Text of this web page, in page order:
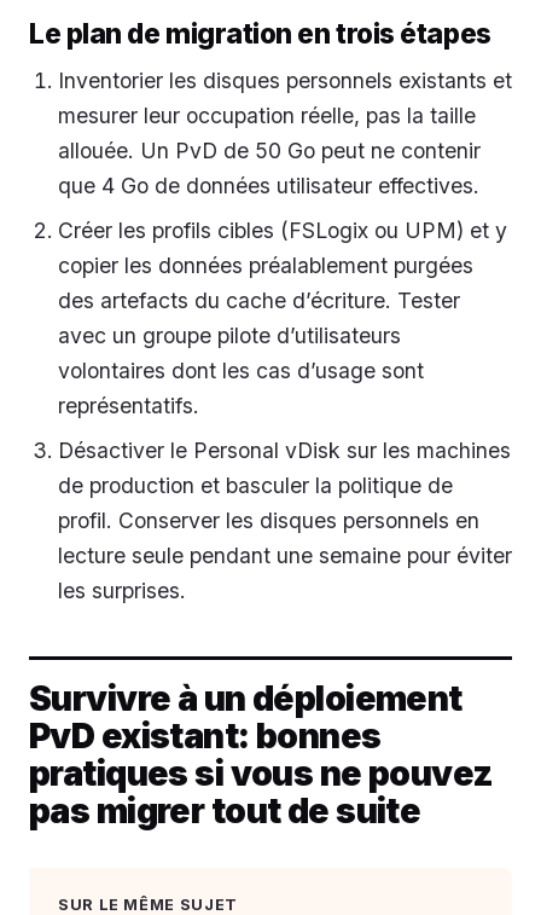
Le plan de migration en trois étapes
Inventorier les disques personnels existants et
mesurer leur occupation réelle, pas la taille
allouée. Un PvD de 50 Go peut ne contenir
que 4 Go de données utilisateur effectives.
Créer les profils cibles (FSLogix ou UPM) et y
copier les données préalablement purgées
des artefacts du cache d’écriture. Tester
avec un groupe pilote d’utilisateurs
volontaires dont les cas d’usage sont
représentatifs.
Désactiver le Personal vDisk sur les machines
de production et basculer la politique de
profil. Conserver les disques personnels en
lecture seule pendant une semaine pour éviter
les surprises.
Survivre à un déploiement
PvD existant: bonnes
pratiques si vous ne pouvez
pas migrer tout de suite
SUR LE MÊME SUJET